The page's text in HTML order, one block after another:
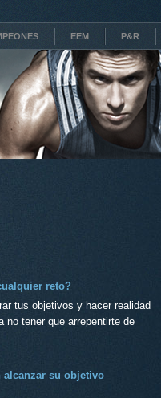
EEM P&R
reto?
tus objetivos y hacer realidad
tener que arrepentirte de
alcanzar su objetivo